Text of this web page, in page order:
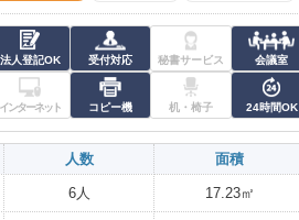
法人登記OK 受付対応 秘書サービス 会議室
インターネット コピー機 机・椅子 24時間OK
人数 面積
6人 17.23㎡